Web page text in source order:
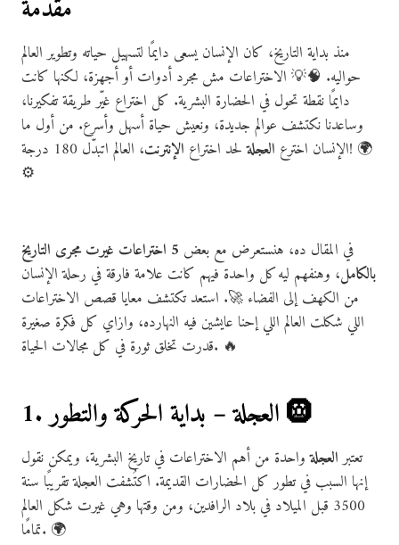
مقدمة
منذ بداية التاريخ، كان الإنسان يسعى دايمًا لتسهيل حياته وتطوير العالم
حواليه. 🧠💡 الاختراعات مش مجرد أدوات أو أجهزة، لكنها كانت
دايمًا نقطة تحول في الحضارة البشرية. كل اختراع غيّر طريقة تفكيرنا،
وساعدنا نكتشف عوالم جديدة، ونعيش حياة أسهل وأسرع. من أول ما
الإنسان اخترع العجلةلحد اختراع الإنترنت
، العالم اتبدّل 180 درجة! 🌍
⚙️
في المقال ده، هنستعرض مع بعض
5 اختراعات غيرت مجرى التاريخ
بالكامل، وهنفهم ليه كل واحدة فيهم كانت علامة فارقة في رحلة الإنسان
من الكهف إلى الفضاء 🚀. استعد تكتشف معايا قصص الاختراعات
اللي شكلت العالم اللي إحنا عايشين فيه النهارده، وازاي كل فكرة صغيرة
قدرت تخلق ثورة في كل مجالات الحياة. 🔥
1. العجلة – بداية الحركة والتطور 🛞
تعتبرالعجلةواحدة من أهم الاختراعات في تاريخ البشرية، ويمكن نقول
إنها السبب في تطور كل الحضارات القديمة. اكتُشفت العجلة تقريبًا سنة
3500 قبل الميلاد في بلاد الرافدين، ومن وقتها وهي غيرت شكل العالم
تمامًا. 🌍